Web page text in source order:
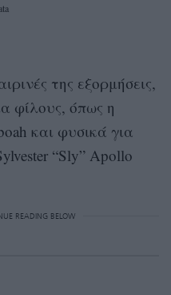
της εξορμήσεις,
φίλους, όπως η
και φυσικά για
“Sly” Apollo
READING BELOW